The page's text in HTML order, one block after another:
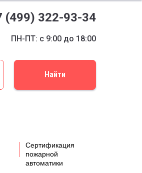
ПН-ПТ: с 9:00 до 18:00
(499) 322-93-34
Найти
Сертификация
пожарной
автоматики